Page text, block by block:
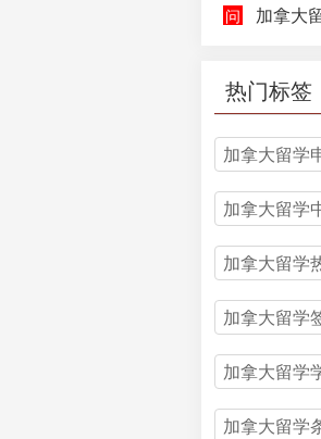
加拿大留
热门标签
加拿大留学
加拿大留学
加拿大留学
加拿大留学
加拿大留学
加拿大留学